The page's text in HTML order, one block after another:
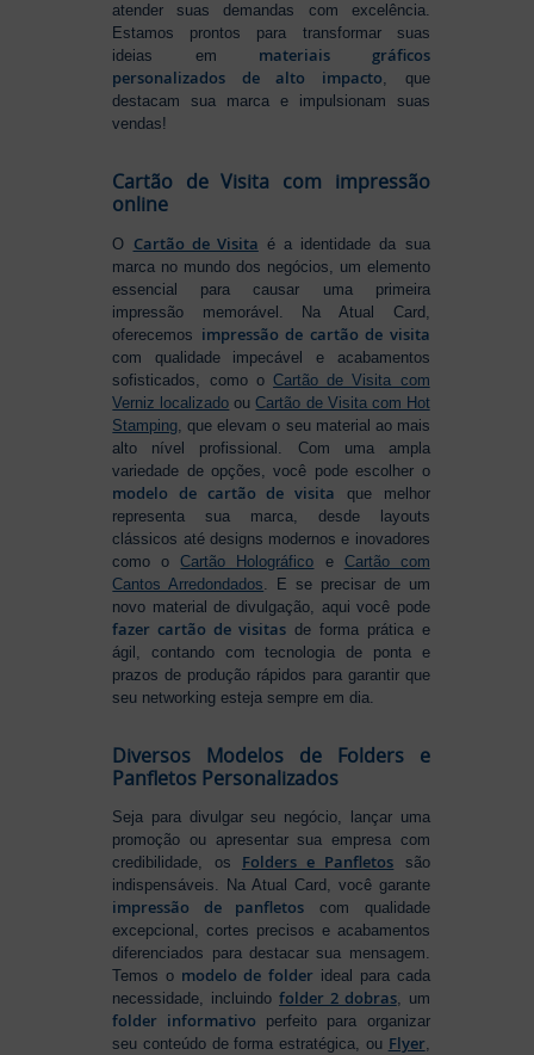
atender suas demandas com excelência.
Estamos prontos para transformar suas
ideias em materiais gráficos
personalizados de alto impacto, que
destacam sua marca e impulsionam suas
vendas!
Cartão de Visita com impressão
online
O Cartão de Visita é a identidade da sua
marca no mundo dos negócios, um elemento
essencial para causar uma primeira
impressão memorável. Na Atual Card,
oferecemos impressão de cartão de visita
com qualidade impecável e acabamentos
sofisticados, como o Cartão de Visita com
Verniz localizado ouCartão de Visita com Hot
Stamping , que elevam o seu material ao mais
alto nível profissional. Com uma ampla
variedade de opções, você pode escolher o
modelo de cartão de visita que melhor
representa sua marca, desde layouts
clássicos até designs modernos e inovadores
como oCartão Holográfico e Cartão com
Cantos Arredondados . E se precisar de um
novo material de divulgação, aqui você pode
fazer cartão de visitas de forma prática e
ágil, contando com tecnologia de ponta e
prazos de produção rápidos para garantir que
seu networking esteja sempre em dia.
Diversos Modelos de Folders e
Panfletos Personalizados
Seja para divulgar seu negócio, lançar uma
promoção ou apresentar sua empresa com
credibilidade, os Folders e Panfletos são
indispensáveis. Na Atual Card, você garante
impressão de panfletos com qualidade
excepcional, cortes precisos e acabamentos
diferenciados para destacar sua mensagem.
Temos o modelo de folder ideal para cada
necessidade, incluindofolder 2 dobras, um
folder informativo perfeito para organizar
seu conteúdo de forma estratégica, ou Flyer,